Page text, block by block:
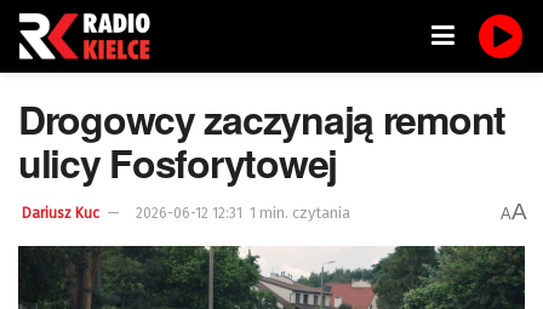
Drogowcy zaczynają remont
ulicy Fosforytowej
Dariusz Kuc 2026-06-12 12:31 1 min. czytania AA